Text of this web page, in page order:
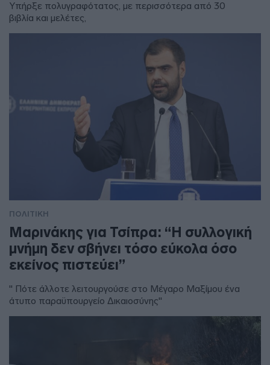
Υπήρξε πολυγραφότατος, με περισσότερα από 30
βιβλία και μελέτες,
ΠΟΛΙΤΙΚΗ
Μαρινάκης για Τσίπρα: “Η συλλογική
μνήμη δεν σβήνει τόσο εύκολα όσο
εκείνος πιστεύει”
" Πότε άλλοτε λειτουργούσε στο Μέγαρο Μαξίμου ένα
άτυπο παραϋπουργείο Δικαιοσύνης"